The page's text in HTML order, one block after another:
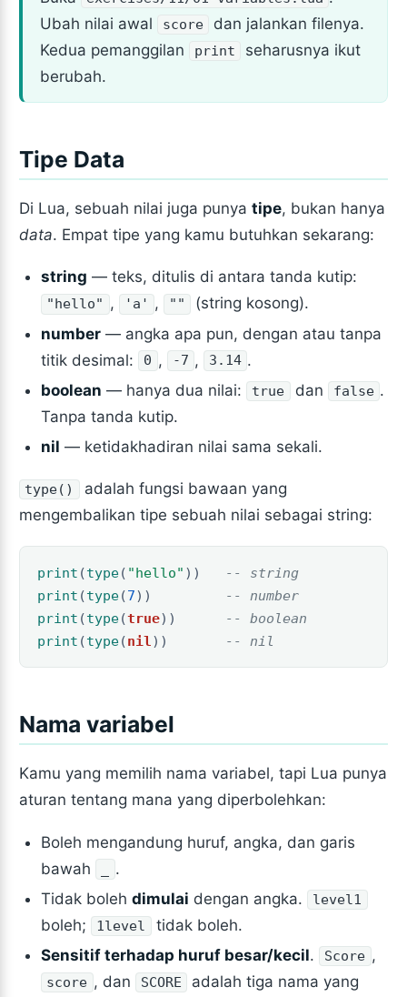
Ubah nilai awal
score
dan jalankan filenya.
Kedua pemanggilan
print
seharusnya ikut
berubah.
Tipe Data
Di Lua, sebuah nilai juga punyatipe, bukan hanya
data. Empat tipe yang kamu butuhkan sekarang:
string — teks, ditulis di antara tanda kutip:
"hello" , 'a' , ""
(string kosong).
number — angka apa pun, dengan atau tanpa
titik desimal:
0 , -7 , 3.14 .
boolean — hanya dua nilai: true dan false .
Tanpa tanda kutip.
nil — ketidakhadiran nilai sama sekali.
type()
adalah fungsi bawaan yang
mengembalikan tipe sebuah nilai sebagai string:
print (type( "hello" ))
-- string
print (type(7))
-- number
print (type(true))
-- boolean
print (type(nil )) -- nil
Nama variabel
Kamu yang memilih nama variabel, tapi Lua punya
aturan tentang mana yang diperbolehkan:
Boleh mengandung huruf, angka, dan garis
bawah
.
Tidak bolehdimulai dengan angka. level1
boleh; 1level
tidak boleh.
Sensitif terhadap huruf besar/kecil. Score ,
score , dan SCORE adalah tiga nama yang